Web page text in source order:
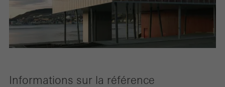
Informations sur la référence